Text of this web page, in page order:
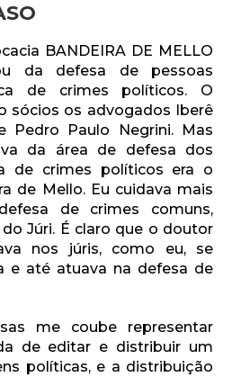
BANDEIRA DE MELLO
da defesa de pessoas
de crimes políticos. O
sócios os advogados Iberê
Pedro Paulo Negrini. Mas
da área de defesa dos
de crimes políticos era o
de Mello. Eu cuidava mais
de crimes comuns,
Júri. É claro que o doutor
nos júris, como eu, se
e até atuava na defesa de
me coube representar
de editar e distribuir um
políticas, e a distribuição